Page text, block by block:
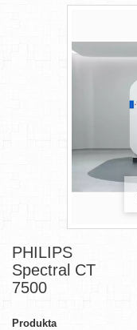
PHILIPS
Spectral CT
7500
Produkta